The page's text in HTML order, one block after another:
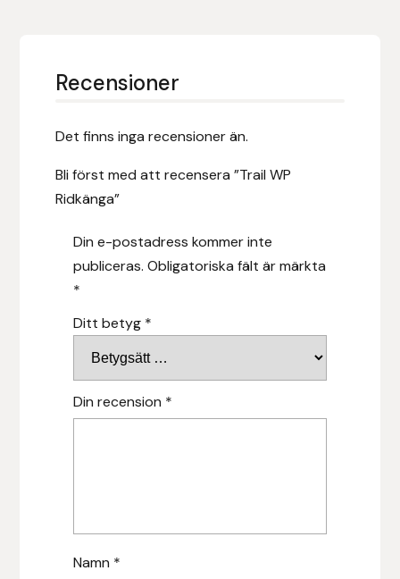
Recensioner
Det finns inga recensioner än.
Bli först med att recensera ”Trail WP
Ridkänga”
Din e-postadress kommer inte
publiceras. Obligatoriska fält är märkta
*
Ditt betyg *
Din recension *
Namn *
IceTack
Islandshästspecialisten
J&S Saddlery
Kidka of Iceland
Ky Rotary Bit